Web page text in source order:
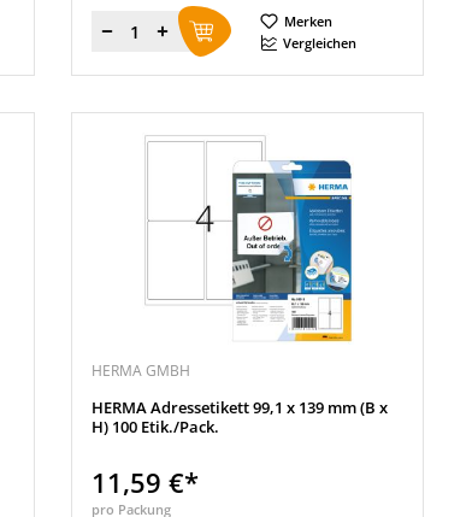
Menge
Merken
Vergleichen
HERMA GMBH
HERMA Adressetikett 99,1 x 139 mm (B x
H) 100 Etik./Pack.
11,59 €*
pro Packung